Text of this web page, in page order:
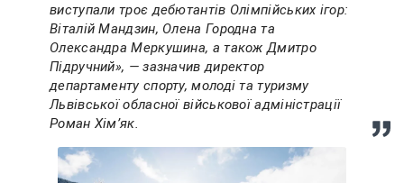
виступали троє дебютантів Олімпійських ігор:
Віталій Мандзин, Олена Городна та
Олександра Меркушина, а також Дмитро
Підручний», — зазначив директор
департаменту спорту, молоді та туризму
Львівської обласної військової адміністрації
Роман Хімʼяк.